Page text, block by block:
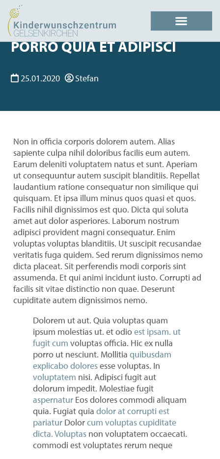
PORRO QUIA ET ADIPISCI
25.01.2020 Stefan
Non in officia corporis dolorem autem. Alias
sapiente culpa nihil doloribus facilis eum autem.
Earum deleniti voluptatem natus et sunt. Aperiam
ut consequuntur autem suscipit blanditiis. Repellat
laudantium ratione consequatur non similique qui
quisquam. Et ipsa illum minus quos quasi et quos.
Facilis nihil dignissimos est quo. Dicta qui soluta
amet aut dolor asperiores. Laborum nostrum
adipisci provident magni consequatur. Enim
voluptas voluptas blanditiis. Ut suscipit recusandae
veritatis fuga quidem. Sed rerum dignissimos nemo
dicta placeat. Sit perferendis modi corporis sint
assumenda. Et qui animi incidunt iusto. Corrupti ad
facilis sit vitae distinctio non quae. Deserunt
cupiditate autem dignissimos nemo.
Dolorem ut aut. Quia voluptas quam
ipsum molestias ut. et odioest ipsam. ut
fugit cum voluptas officia. Hic ex nulla
porro ut nesciunt. Mollitia quibusdam
explicabo doloresesse voluptas. In
voluptatem nisi. Adipisci fugit aut
dolorum impedit. Molestiae fugit
aspernaturEos dolores commodi aliquam
quia. Fugiat quia dolor at corrupti est
pariaturDolorcum voluptas cupiditate
dicta. Voluptasnon voluptatem occaecati.
commodi est voluptates rerum neque